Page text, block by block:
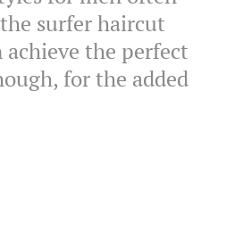
surfer haircut
the perfect
for the added